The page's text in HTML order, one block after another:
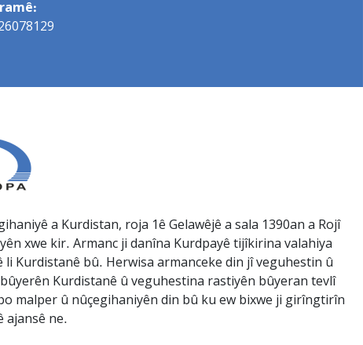
a Kurdistan, roja 1ê Gelawêjê a sala 1390an a Rojî
xwe kir. Armanc ji danîna Kurdpayê tijîkirina valahiya
li Kurdistanê bû. Herwisa armanceke din jî veguhestin û
Kurdistanê û veguhestina rastiyên bûyeran tevlî
malper û nûçegihaniyên din bû ku ew bixwe ji girîngtirîn
ajansê ne.